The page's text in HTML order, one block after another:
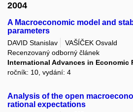
2004
A Macroeconomic model and
parameters
DAVID Stanislav
VAŠÍČEK Osvald
Recenzovaný odborný článek
International Advances in Economic
ročník: 10, vydání: 4
Analysis of the open
rational expectations